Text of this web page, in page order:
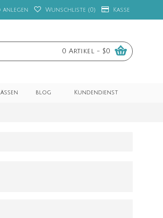
anlegen Wunschliste (0) Kasse
0 Artikel - $0
blog Kundendienst